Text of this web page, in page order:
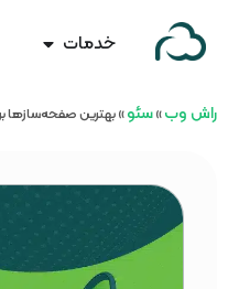
خدمات
راش وب»سئو»بهترین صفحه‌سازها